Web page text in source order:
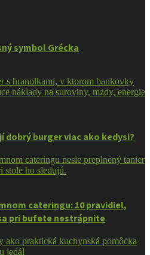
symbol Grécka
dobrý burger viac ako kedysi?
cateringu: 10 pravidiel,
pri bufete nestrápnite